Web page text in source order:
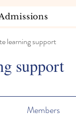
learning support
support
Members